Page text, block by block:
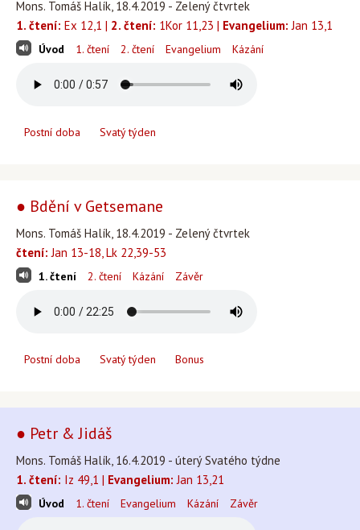
Mons. Tomáš Halík, 18.4.2019 - Zelený čtvrtek
1. čtení: Ex 12,1 | 2. čtení: 1Kor 11,23 | Evangelium: Jan 13,1
Úvod 1. čtení 2. čtení Evangelium Kázání
Postní doba Svatý týden
● Bdění v Getsemane
Mons. Tomáš Halík, 18.4.2019 - Zelený čtvrtek
čtení: Jan 13-18, Lk 22,39-53
1. čtení 2. čtení Kázání Závěr
Postní doba Svatý týden Bonus
● Petr & Jidáš
Mons. Tomáš Halík, 16.4.2019 - úterý Svatého týdne
1. čtení: Iz 49,1 | Evangelium: Jan 13,21
Úvod 1. čtení Evangelium Kázání Závěr